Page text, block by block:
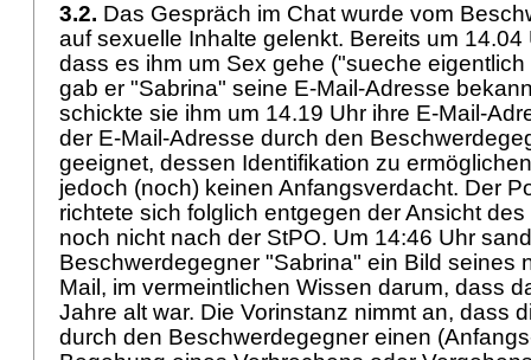
3.2. Das Gespräch im Chat wurde vom
auf sexuelle Inhalte gelenkt. Bereits um 14.04
dass es ihm um Sex gehe ("sueche
gab er "Sabrina" seine E-Mail-Adresse
schickte sie ihm um 14.19 Uhr ihre E-Mail-
der E-Mail-Adresse durch den
geeignet, dessen Identifikation zu
jedoch (noch) keinen Anfangsverdacht. Der
richtete sich folglich entgegen der Ansicht
noch nicht nach der StPO. Um 14:46 Uhr
Beschwerdegegner "Sabrina" ein Bild seines
Mail, im vermeintlichen Wissen darum, dass
Jahre alt war. Die Vorinstanz nimmt an, dass
durch den Beschwerdegegner einen